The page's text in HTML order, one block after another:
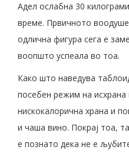
Адел ослабна 30
време. Првичното
одлична фигура сега е
воопшто успеала во тоа.
Како што наведува
посебен режим на исхрана
нискокалорична храна и
и чаша вино. Покрај тоа,
е познато дека не е